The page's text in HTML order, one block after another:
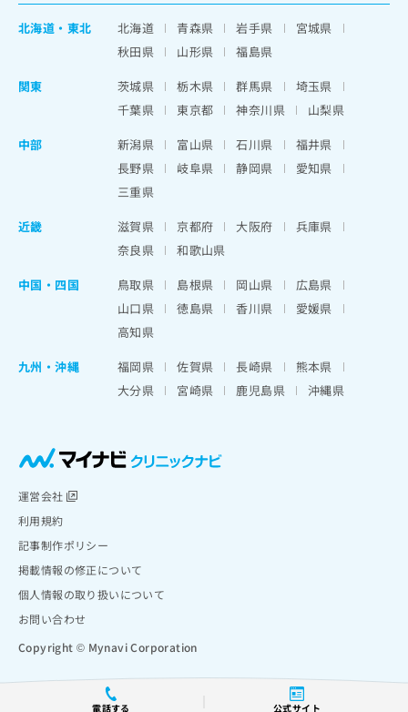
電話する 公式サイト
北海道 ・ 東北 北海道 青森県 岩手県
宮城県
秋田県
山形県
福島県
関東
茨城県 栃木県 群馬県
埼玉県
千葉県
東京都 神奈川県
山梨県
中部
新潟県 富山県 石川県
福井県
長野県
岐阜県 静岡県
愛知県
三重県
近畿
滋賀県 京都府 大阪府
兵庫県
奈良県
和歌山県
中国・四国
鳥取県 島根県 岡山県
広島県
山口県
徳島県 香川県
愛媛県
高知県
九州・沖縄
福岡県 佐賀県 長崎県
熊本県
大分県
宮崎県 鹿児島県 沖縄県
運営会社
利用規約
記事制作ポリシー
掲載情報の修正について
個人情報の取り扱いについて
お問い合わせ
Copyright © Mynavi Corporation